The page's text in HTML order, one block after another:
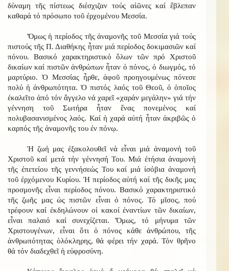
δύναμη τῆς πίστεως διέσχιζαν τούς αἰῶνες καί ἔβλεπαν
καθαρά τό πρόσωπο τοῦ ἐρχομένου Μεσσία.
Ὅμως ἡ περίοδος τῆς ἀναμονῆς τοῦ Μεσσία γιά τούς
πιστούς τῆς Π. Διαθήκης ἦταν μιά περίοδος δοκιμασιῶν καί
πόνου. Βασικό χαρακτηριστικό ὅλων τῶν πρό Χριστοῦ
δικαίων καί πιστῶν ἀνθρώπων ἦταν ὁ πόνος, ὁ διωγμός, τό
μαρτύριο. Ὁ Μεσσίας ἦρθε, ἀφοῦ προηγουμένως πόνεσε
πολύ ἡ ἀνθρωπότητα. Ὁ πιστός λαός τοῦ Θεοῦ, ὁ ὁποῖος
ἐκαλεῖτο ἀπό τόν ἄγγελο νά χαρεῖ «χαράν μεγάλην» γιά τήν
γέννηση τοῦ Σωτήρα ἦταν ἕνας πονεμένος καί
πολυβασανισμένος λαός. Καί ἡ χαρά αὐτή ἦταν ἀκριβῶς ὁ
καρπός τῆς ἀναμονῆς του ἐν πόνῳ.
Ἡ ζωή μας ἐξακολουθεῖ νά εἶναι μιά ἀναμονή τοῦ
Χριστοῦ καί μετά τήν γέννησή Του. Μιά ἐτήσια ἀναμονή
τῆς ἐπετείου τῆς γεννήσεώς Του καί μιά ἰσόβια ἀναμονή
τοῦ ἐρχόμενου Κυρίου. Ἡ περίοδος αὐτή καί τῆς δικῆς μας
προσμονῆς εἶναι περίοδος πόνου. Βασικό χαρακτηριστικό
τῆς ζωῆς μας ὡς πιστῶν εἶναι ὁ πόνος. Τό μῖσος, πού
τρέφουν καί ἐκδηλώνουν οἱ κακοί ἐναντίων τῶν δικαίων,
εἶναι παλαιό καί συνεχίζεται. Ὅμως, τό μήνυμα τῶν
Χριστουγένων, εἶναι ὅτι ὁ πόνος κάθε ἀνθρώπου, τῆς
ἀνθρωπότητας ὁλόκληρης, θά φέρει τήν χαρά. Τόν θρῆνο
θά τόν διαδεχθεῖ ἡ εὐφροσύνη.